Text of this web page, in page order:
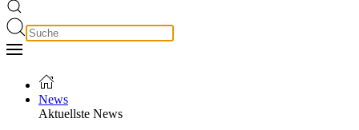
News
Aktuellste News